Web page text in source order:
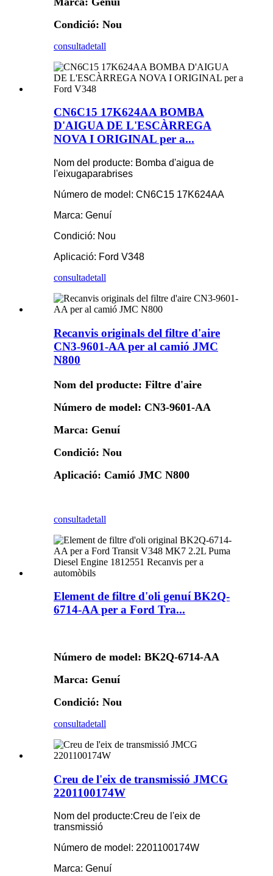
Condició: Nou
consultadetall
CN6C15 17K624AA BOMBA
D'AIGUA DE L'ESCÀRREGA
NOVA I ORIGINAL per a...
Nom del producte: Bomba d'aigua de
l'eixugaparabrises
Número de model: CN6C15 17K624AA
Marca: Genuí
Condició: Nou
Aplicació: Ford V348
consultadetall
Recanvis originals del filtre d'aire
CN3-9601-AA per al camió JMC
N800
Nom del producte: Filtre d'aire
Número de model: CN3-9601-AA
Marca: Genuí
Condició: Nou
Aplicació: Camió JMC N800
consultadetall
Element de filtre d'oli genuí BK2Q-
6714-AA per a Ford Tra...
Número de model: BK2Q-6714-AA
Marca: Genuí
Condició: Nou
consultadetall
Creu de l'eix de transmissió JMCG
2201100174W
Nom del producte:Creu de l'eix de
transmissió
Número de model: 2201100174W
Marca: Genuí